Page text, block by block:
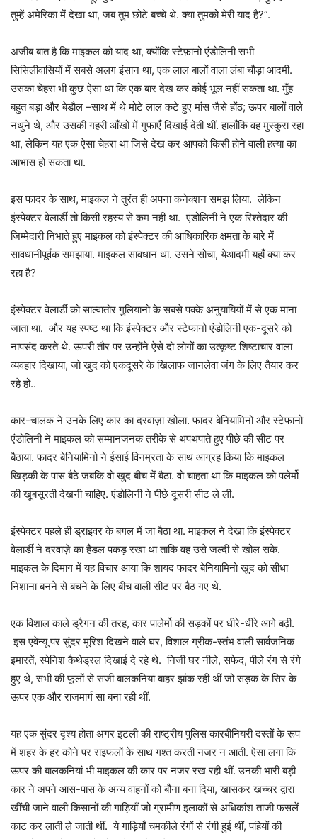
तुम्हें अमेरिका में देखा था, जब तुम छोटे बच्चे थे. क्या तुमको मेरी याद है?”.
अजीब बात है कि माइकल को याद था, क्योंकि स्टेफ़ानो एंडोलिनी सभी
सिसिलीवासियों में सबसे अलग इंसान था, एक लाल बालों वाला लंबा चौड़ा आदमी.
उसका चेहरा भी कुछ ऐसा था कि एक बार देख कर कोई भूल नहीं सकता था. मुँह
बहुत बड़ा और बेडौल –साथ में थे मोटे लाल कटे हुए मांस जैसे होंठ; ऊपर बालों वाले
नथुने थे, और उसकी गहरी आँखों में गुफाएँ दिखाई देती थीं. हालाँकि वह मुस्कुरा रहा
था, लेकिन यह एक ऐसा चेहरा था जिसे देख कर आपको किसी होने वाली हत्या का
आभास हो सकता था.
इस फादर के साथ, माइकल ने तुरंत ही अपना कनेक्शन समझ लिया. लेकिन
इंस्पेक्टर वेलार्डी तो किसी रहस्य से कम नहीं था. एंडोलिनी ने एक रिश्तेदार की
जिम्मेदारी निभाते हुए माइकल को इंस्पेक्टर की आधिकारिक क्षमता के बारे में
सावधानीपूर्वक समझाया. माइकल सावधान था. उसने सोचा, येआदमी यहाँ क्या कर
रहा है?
इंस्पेक्टर वेलार्डी को साल्वातोर गुलियानो के सबसे पक्के अनुयायियों में से एक माना
जाता था. और यह स्पष्ट था कि इंस्पेक्टर और स्टेफानो एंडोलिनी एक-दूसरे को
नापसंद करते थे. ऊपरी तौर पर उन्होंने ऐसे दो लोगों का उत्कृष्ट शिष्टाचार वाला
व्यवहार दिखाया, जो खुद को एकदूसरे के खिलाफ जानलेवा जंग के लिए तैयार कर
रहे हों..
कार-चालक ने उनके लिए कार का दरवाज़ा खोला. फादर बेनियामिनो और स्टेफानो
एंडोलिनी ने माइकल को सम्मानजनक तरीके से थपथपाते हुए पीछे की सीट पर
बैठाया. फादर बेनियामिनो ने ईसाई विनम्रता के साथ आग्रह किया कि माइकल
खिड़की के पास बैठे जबकि वो खुद बीच में बैठा. वो चाहता था कि माइकल को पलेर्मो
की खूबसूरती देखनी चाहिए. एंडोलिनी ने पीछे दूसरी सीट ले ली.
इंस्पेक्टर पहले ही ड्राइवर के बगल में जा बैठा था. माइकल ने देखा कि इंस्पेक्टर
वेलार्डी ने दरवाज़े का हैंडल पकड़ रखा था ताकि वह उसे जल्दी से खोल सके.
माइकल के दिमाग में यह विचार आया कि शायद फादर बेनियामिनो खुद को सीधा
निशाना बनने से बचने के लिए बीच वाली सीट पर बैठ गए थे.
एक विशाल काले ड्रैगन की तरह, कार पालेर्मो की सड़कों पर धीरे-धीरे आगे बढ़ी.
इस एवेन्यू पर सुंदर मूरिश दिखने वाले घर, विशाल ग्रीक-स्तंभ वाली सार्वजनिक
इमारतें, स्पेनिश कैथेड्रल दिखाई दे रहे थे. निजी घर नीले, सफेद, पीले रंग से रंगे
हुए थे, सभी की फूलों से सजी बालकनियां बाहर झांक रही थीं जो सड़क के सिर के
ऊपर एक और राजमार्ग सा बना रही थीं.
यह एक सुंदर दृश्य होता अगर इटली की राष्ट्रीय पुलिस कारबीनियरी दस्तों के रूप
में शहर के हर कोने पर राइफलों के साथ गश्त करती नजर न आती. ऐसा लगा कि
ऊपर की बालकनियां भी माइकल की कार पर नजर रख रही थीं. उनकी भारी बड़ी
कार ने अपने आस-पास के अन्य वाहनों को बौना बना दिया, खासकर खच्चर द्वारा
खींची जाने वाली किसानों की गाड़ियाँ जो ग्रामीण इलाकों से अधिकांश ताजी फसलें
काट कर लाती ले जाती थीं. ये गाड़ियाँ चमकीले रंगों से रंगी हुई थीं, पहियों की